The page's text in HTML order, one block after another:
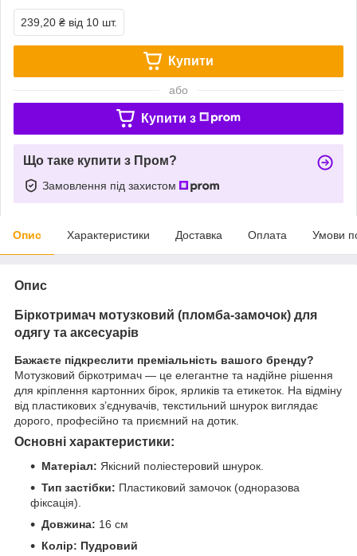
239,20 ₴ від 10 шт.
Купити
або
Купити з
Що таке купити з Пром?
Замовлення під захистом
Опис Характеристики Доставка Оплата Умови
Опис
Біркотримач мотузковий (пломба-замочок) для
одягу та аксесуарів
Бажаєте підкреслити преміальність вашого бренду?
Мотузковий біркотримач — це елегантне та надійне рішення
для кріплення картонних бірок, ярликів та етикеток. На відміну
від пластикових з’єднувачів, текстильний шнурок виглядає
дорого, професійно та приємний на дотик.
Основні характеристики:
Матеріал: Якісний поліестеровий шнурок.
Тип застібки: Пластиковий замочок (одноразова
фіксація).
Довжина: 16 см
Колір: Пудровий